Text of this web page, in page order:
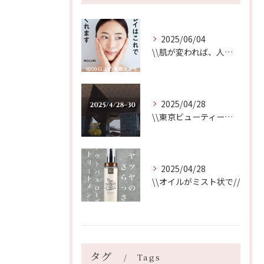
2025/06/04
\\肌が変われば、人生が変わる//
2025/04/28
\\東京ビューティーワールド始まります//
2025/04/28
\\オイルがミスト状で//
タグ Tags